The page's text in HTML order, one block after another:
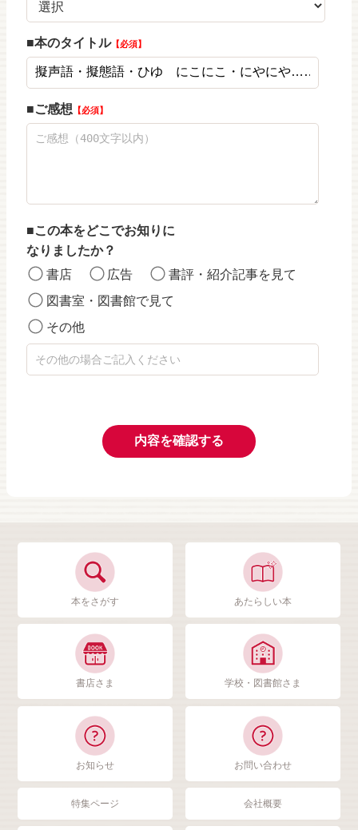
本のタイトル 必須
ご感想 必須
この本をどこでお知りに
なりましたか？
書店
広告
書評・紹介記事を見て
図書室・図書館で見て
その他
内容を確認する
本をさがす あたらしい本
書店さま 学校・図書館さま
お知らせ お問い合わせ
特集ページ 会社概要